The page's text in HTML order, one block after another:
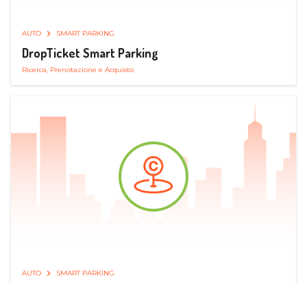
AUTO SMART PARKING
DropTicket Smart Parking
Ricerca, Prenotazione e Acquisto
AUTO SMART PARKING